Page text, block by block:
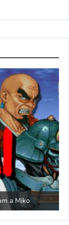
a Miko